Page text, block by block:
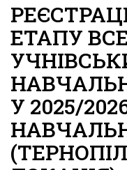
ЕТАПУ
У 2025/